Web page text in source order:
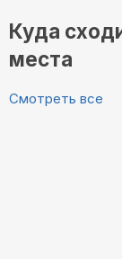
Куда
места
Смотреть все